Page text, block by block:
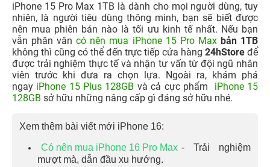
iPhone 15 Pro Max 1TB là dành cho mọi người dùng, tuy
nhiên, là người tiêu dùng thông minh, bạn sẽ biết được
nên mua phiên bản nào là tối ưu kinh tế nhất. Nếu bạn
vẫn phân vâncó nên mua iPhone 15 Pro Maxbản 1TB
không thì cũng có thể đến trực tiếp cửa hàng 24hStore để
được trải nghiệm thực tế và nhận tư vấn từ đội ngũ nhân
viên trước khi đưa ra chọn lựa. Ngoài ra, khám phá
ngay iPhone 15 Plus 128GB và cả cực phẩm iPhone 15
128GB sở hữu những nâng cấp gì đáng sở hữu nhé.
Xem thêm bài viết mới iPhone 16:
Có nên mua iPhone 16 Pro Max - Trải nghiệm
mượt mà, dẫn đầu xu hướng.